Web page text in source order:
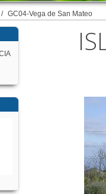
GC04-Vega de San Mateo